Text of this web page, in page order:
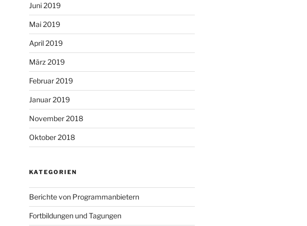
Juni 2019
Mai 2019
April 2019
März 2019
Februar 2019
Januar 2019
November 2018
Oktober 2018
KATEGORIEN
Berichte von Programmanbietern
Fortbildungen und Tagungen